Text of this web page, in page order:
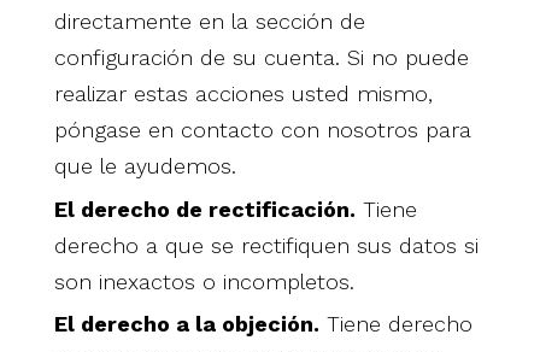
directamente en la sección de
configuración de su cuenta. Si no puede
realizar estas acciones usted mismo,
póngase en contacto con nosotros para
que le ayudemos.
El derecho de rectificación. Tiene
derecho a que se rectifiquen sus datos si
son inexactos o incompletos.
El derecho a la objeción. Tiene derecho